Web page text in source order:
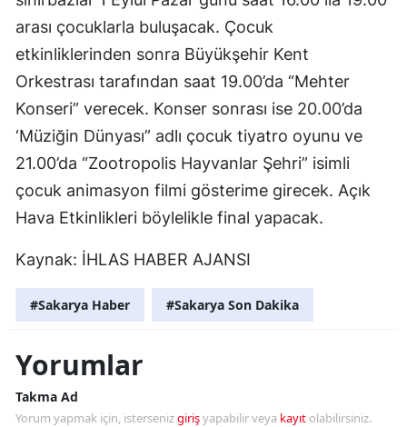
arası çocuklarla buluşacak. Çocuk
etkinliklerinden sonra Büyükşehir Kent
Orkestrası tarafından saat 19.00’da “Mehter
Konseri” verecek. Konser sonrası ise 20.00’da
‘Müziğin Dünyası” adlı çocuk tiyatro oyunu ve
21.00’da “Zootropolis Hayvanlar Şehri” isimli
çocuk animasyon filmi gösterime girecek. Açık
Hava Etkinlikleri böylelikle final yapacak.
Kaynak: İHLAS HABER AJANSI
#Sakarya Haber #Sakarya Son Dakika
Yorumlar
Takma Ad
Yorum yapmak için, istersenizgirişyapabilir veya kayıt olabilirsiniz.